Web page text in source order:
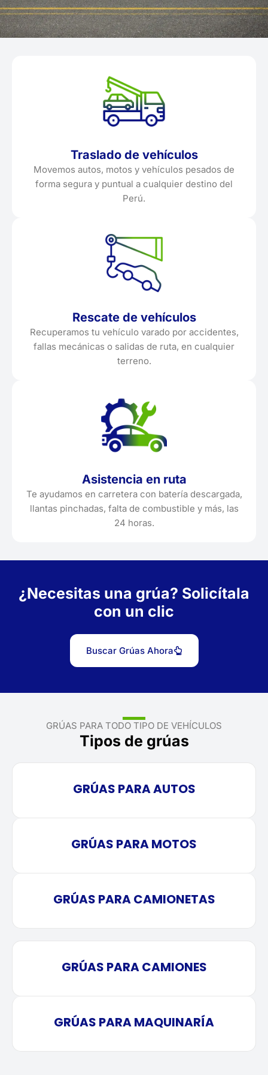
Traslado de vehículos
Movemos autos, motos y vehículos pesados de
forma segura y puntual a cualquier destino del
Perú.
Rescate de vehículos
Recuperamos tu vehículo varado por accidentes,
fallas mecánicas o salidas de ruta, en cualquier
terreno.
Asistencia en ruta
Te ayudamos en carretera con batería descargada,
llantas pinchadas, falta de combustible y más, las
24 horas.
¿Necesitas una grúa? Solicítala
con un clic
Buscar Grúas Ahora
GRÚAS PARA TODO TIPO DE VEHÍCULOS
Tipos de grúas
GRÚAS PARA AUTOS
GRÚAS PARA MOTOS
GRÚAS PARA CAMIONETAS
GRÚAS PARA CAMIONES
GRÚAS PARA MAQUINARÍA